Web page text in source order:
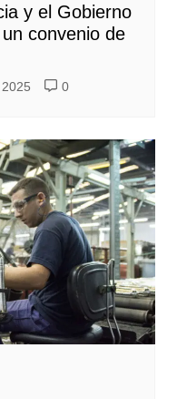
y el Gobierno
convenio de
0